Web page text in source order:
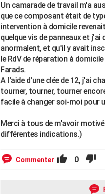
Un camarade de travail m'a
que ce composant était de
intervention à domicile
quelque vis de panneaux et
anormalent, et qu'il y avait
le RdV de réparation à
Farads.
A l'aide d'une clée de 12, j'ai
tourner, tourner, tourner
facile à changer soi-moi pour
Merci à tous de m'avoir
différentes indications.)
Commenter 0